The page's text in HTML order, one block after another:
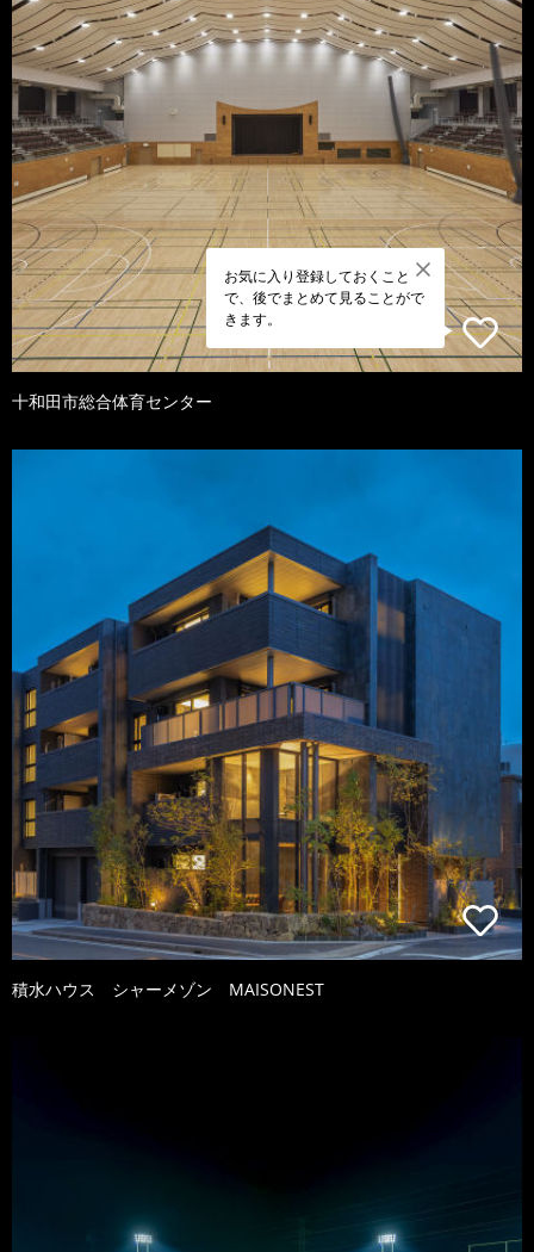
お気に入り登録しておくこと
で、後でまとめて見ることがで
きます。
十和田市総合体育センター
積水ハウス シャーメゾン MAISONEST